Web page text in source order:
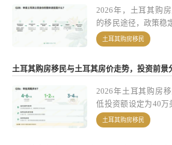
显示，购房入籍的核
于稳定，但资金证明
成功的关键环节。
2026年，土耳其购
的移民途径，政策稳
心要求为购置总价值
并持有3年，配偶及
无收益选择人群较少
场呈现两极分化特征
的租金回报率差异
本、收益、潜在风险
划投资与移民方案。
土耳其购房移民
土耳其购房移民与土耳其房价走势，投资前景
2026年土耳其购房
低投资额设定为40万
后可自由出售，同时
的存款入籍替代路径
土耳其购房移民